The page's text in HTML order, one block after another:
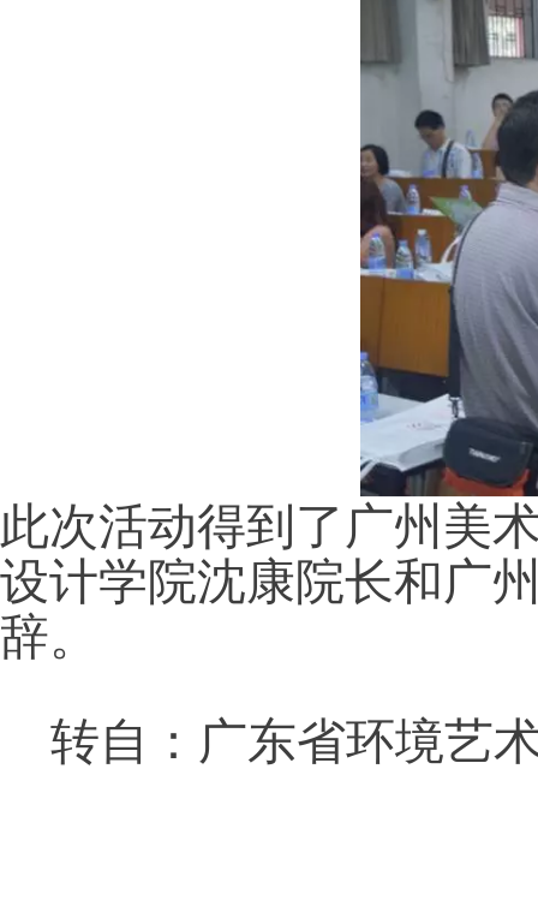
此次活动得到了广州美
设计学院沈康院长和广
辞。
转自：广东省环境艺